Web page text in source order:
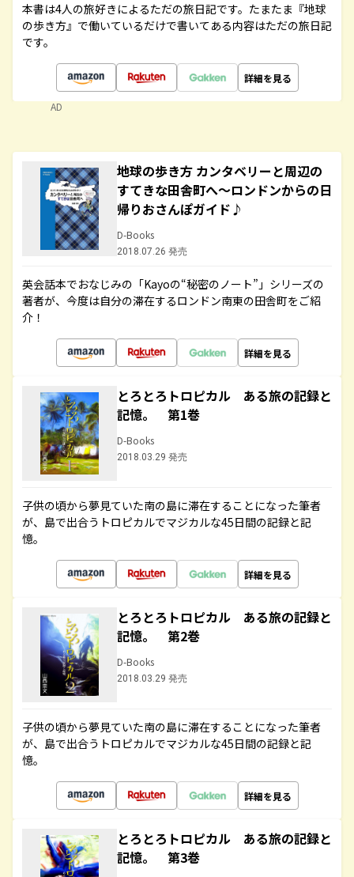
本書は4人の旅好きによるただの旅日記です。たまたま『地球
の歩き方』で働いているだけで書いてある内容はただの旅日記
です。
詳細を見る
AD
地球の歩き方 カンタベリーと周辺の
すてきな田舎町へ～ロンドンからの日
帰りおさんぽガイド♪
D-Books
2018.07.26 発売
英会話本でおなじみの「Kayoの“秘密のノート”」シリーズの
著者が、今度は自分の滞在するロンドン南東の田舎町をご紹
介！
詳細を見る
とろとろトロピカル ある旅の記録と
記憶。 第1巻
D-Books
2018.03.29 発売
子供の頃から夢見ていた南の島に滞在することになった筆者
が、島で出合うトロピカルでマジカルな45日間の記録と記
憶。
詳細を見る
とろとろトロピカル ある旅の記録と
記憶。 第2巻
D-Books
2018.03.29 発売
子供の頃から夢見ていた南の島に滞在することになった筆者
が、島で出合うトロピカルでマジカルな45日間の記録と記
憶。
詳細を見る
とろとろトロピカル ある旅の記録と
記憶。 第3巻